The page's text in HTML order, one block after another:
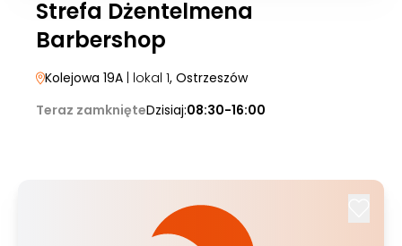
Strefa Dżentelmena
Barbershop
Kolejowa 19A | lokal 1, Ostrzeszów
Teraz zamknięteDzisiaj:08:30-16:00